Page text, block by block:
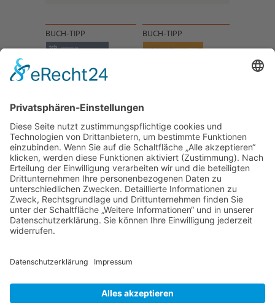
BUCH-TIPP BUCH-TIPP
NACH OBEN
Alle Rechte vorbehalten: Verlagsgruppe Knapp - Richardi -